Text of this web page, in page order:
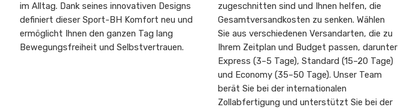
im Alltag. Dank seines innovativen Designs
definiert dieser Sport-BH Komfort neu und
ermöglicht Ihnen den ganzen Tag lang
Bewegungsfreiheit und Selbstvertrauen.
zugeschnitten sind und Ihnen helfen, die
Gesamtversandkosten zu senken. Wählen
Sie aus verschiedenen Versandarten, die zu
Ihrem Zeitplan und Budget passen, darunter
Express (3–5 Tage), Standard (15–20 Tage)
und Economy (35–50 Tage). Unser Team
berät Sie bei der internationalen
Zollabfertigung und unterstützt Sie bei der